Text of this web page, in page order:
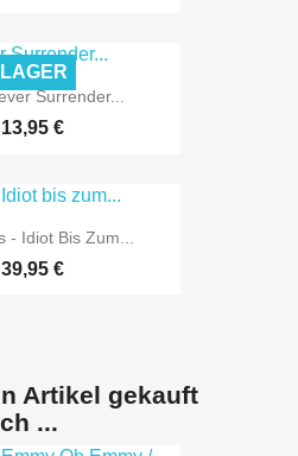
Surrender...
13,95 €
- Idiot Bis Zum...
39,95 €
Artikel gekauft
...